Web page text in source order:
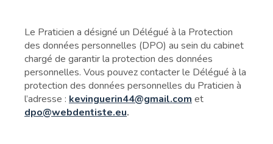
Le Praticien a désigné un Délégué à la Protection
des données personnelles (DPO) au sein du cabinet
chargé de garantir la protection des données
personnelles. Vous pouvez contacter le Délégué à la
protection des données personnelles du Praticien à
l’adresse : kevinguerin44@gmail.com et
dpo@webdentiste.eu.